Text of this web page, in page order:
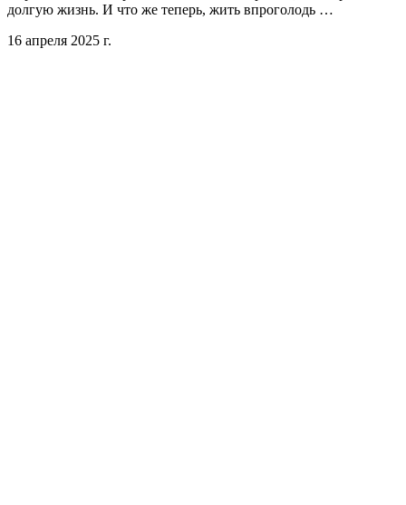
долгую жизнь. И что же теперь, жить впроголодь …
16 апреля 2025 г.